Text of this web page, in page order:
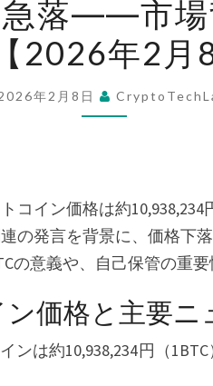
ッ
ト
イ
――
市
場
景
と
急落――市場
2026年2月8
年2月8日
コイン価格は約10,938,234
の発言を背景に、価格下落
の意義や、自己保管の重要
価格と主要ニ
ンは約10,938,234円（